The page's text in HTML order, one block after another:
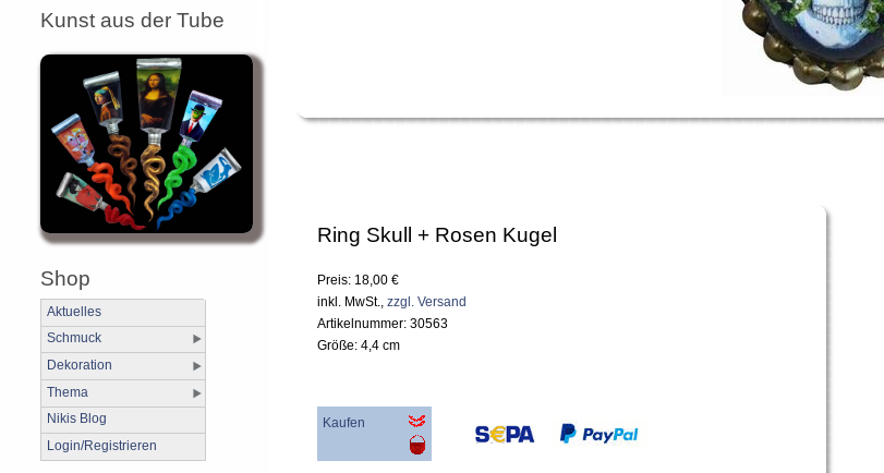
Kunst aus der Tube
Shop
Aktuelles
Schmuck
Dekoration
Thema
Nikis Blog
Login/Registrieren
Ring Skull + Rosen Kugel
Preis: 18,00 €
inkl. MwSt., zzgl. Versand
Artikelnummer: 30563
Größe: 4,4 cm
Kaufen